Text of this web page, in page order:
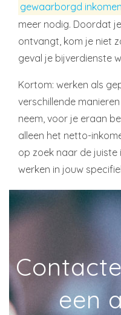
gewaarborgd inkomen
meer nodig. Doordat
ontvangt, kom je niet
geval je bijverdienste
Kortom: werken als
verschillende
neem, voor je eraan
alleen het netto-
op zoek naar de
werken in jouw
een